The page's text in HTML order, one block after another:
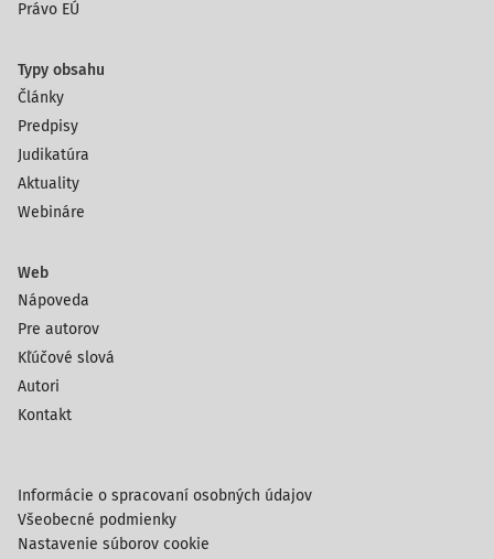
Právo EÚ
Typy obsahu
Články
Predpisy
Judikatúra
Aktuality
Webináre
Web
Nápoveda
Pre autorov
Kľúčové slová
Autori
Kontakt
Informácie o spracovaní osobných údajov
Všeobecné podmienky
Nastavenie súborov cookie